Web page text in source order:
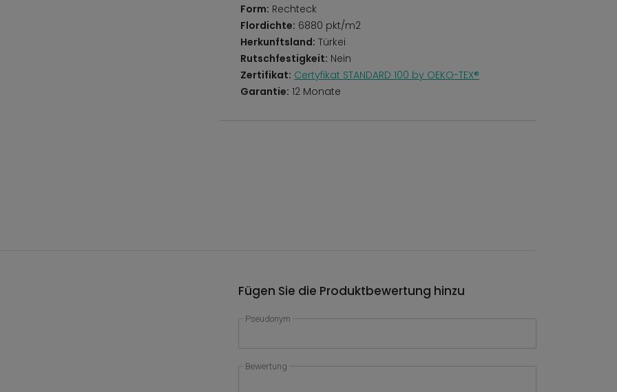
Form: Rechteck
Flordichte: 6880 pkt/m2
Herkunftsland: Türkei
Rutschfestigkeit: Nein
Zertifikat: Certyfikat STANDARD 100 by OEKO-TEX®
Garantie: 12 Monate
Fügen Sie die Produktbewertung hinzu
Pseudonym
Bewertung